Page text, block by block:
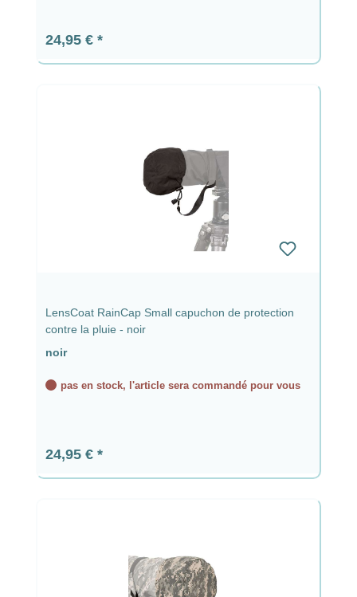
Prix régulier :
24,95 €
LensCoat RainCap Small capuchon de protection
contre la pluie - noir
noir
pas en stock, l'article sera commandé pour vous
Prix régulier :
24,95 €